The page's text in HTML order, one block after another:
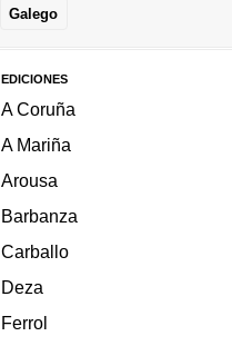
Galego
EDICIONES
A Coruña
A Mariña
Arousa
Barbanza
Carballo
Deza
Ferrol